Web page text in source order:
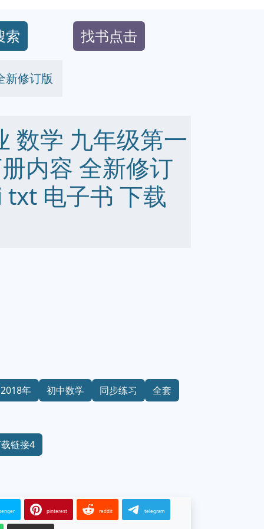
索 找书点击
新修订版
数学 九年级第一
内容 全新修订
电子书 下载
2018年 初中数学 同步练习 全套
链接4
pinterest reddit telegram